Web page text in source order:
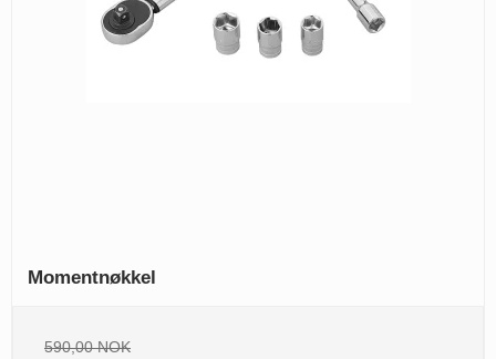
Momentnøkkel
590,00 NOK